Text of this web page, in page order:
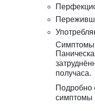
Симптомы:
получаса.
Подробно
симптомы